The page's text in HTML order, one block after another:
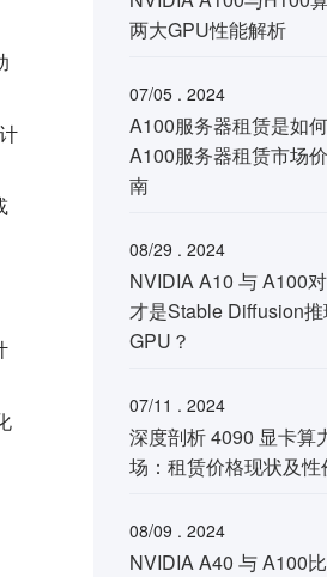
两大GPU性能解析
07/05 . 2024
A100服务器租赁是如
A100服务器租赁市场
南
08/29 . 2024
NVIDIA A10 与 A100
才是Stable Diffusion
GPU？
07/11 . 2024
深度剖析 4090 显卡算
场：租赁价格现状及
08/09 . 2024
NVIDIA A40 与 A100